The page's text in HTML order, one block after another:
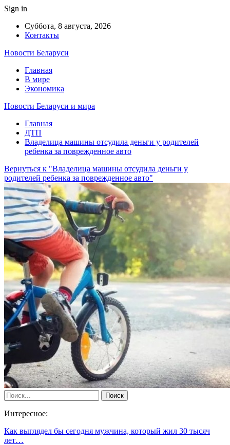
Sign in
Суббота, 8 августа, 2026
Контакты
Новости Беларуси
Главная
В мире
Экономика
Новости Беларуси и мира
Главная
ДТП
Владелица машины отсудила деньги у родителей
ребенка за поврежденное авто
Вернуться к "Владелица машины отсудила деньги у
родителей ребенка за поврежденное авто"
Интересное:
Как выглядел бы сегодня мужчина, который жил 30 тысяч
лет…